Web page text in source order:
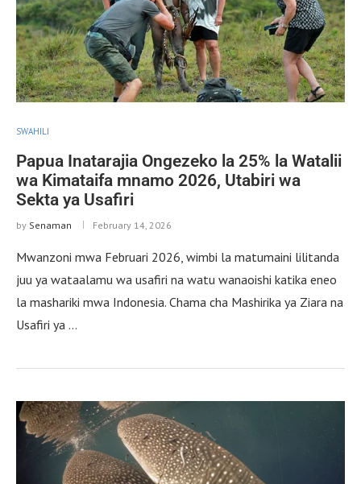
SWAHILI
Papua Inatarajia Ongezeko la 25% la Watalii
wa Kimataifa mnamo 2026, Utabiri wa
Sekta ya Usafiri
by Senaman February 14, 2026
Mwanzoni mwa Februari 2026, wimbi la matumaini lilitanda
juu ya wataalamu wa usafiri na watu wanaoishi katika eneo
la mashariki mwa Indonesia. Chama cha Mashirika ya Ziara na
Usafiri ya …